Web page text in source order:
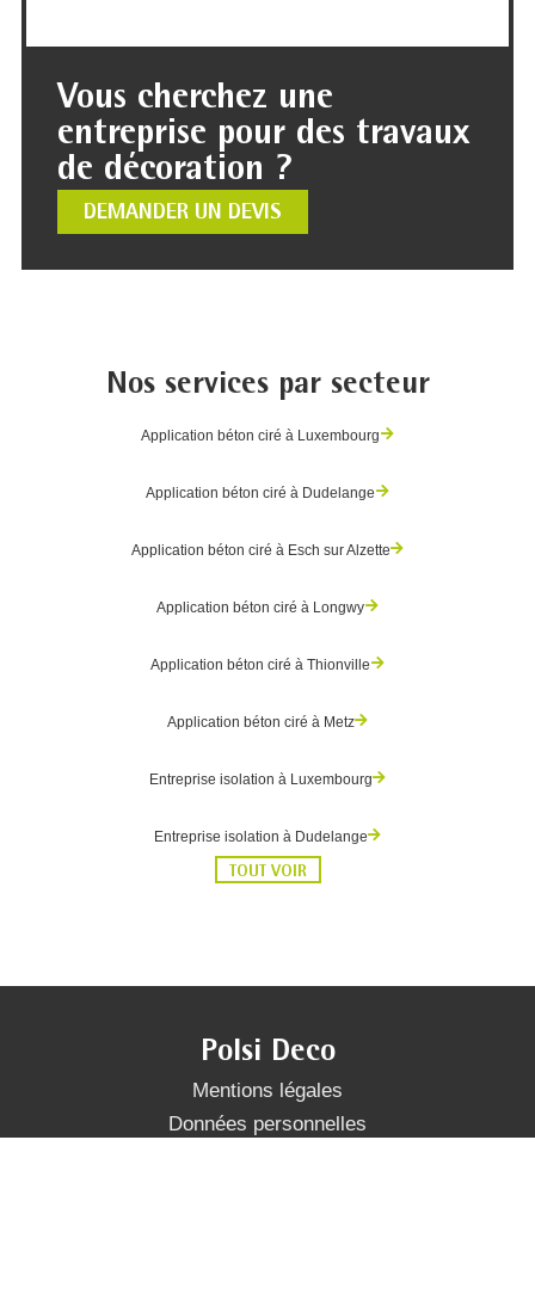
Vous cherchez une
entreprise pour des travaux
de décoration ?
DEMANDER UN DEVIS
Nos services par secteur
Application béton ciré à Luxembourg
Application béton ciré à Dudelange
Application béton ciré à Esch sur Alzette
Application béton ciré à Longwy
Application béton ciré à Thionville
Application béton ciré à Metz
Entreprise isolation à Luxembourg
Entreprise isolation à Dudelange
TOUT VOIR
Polsi Deco
Mentions légales
Données personnelles